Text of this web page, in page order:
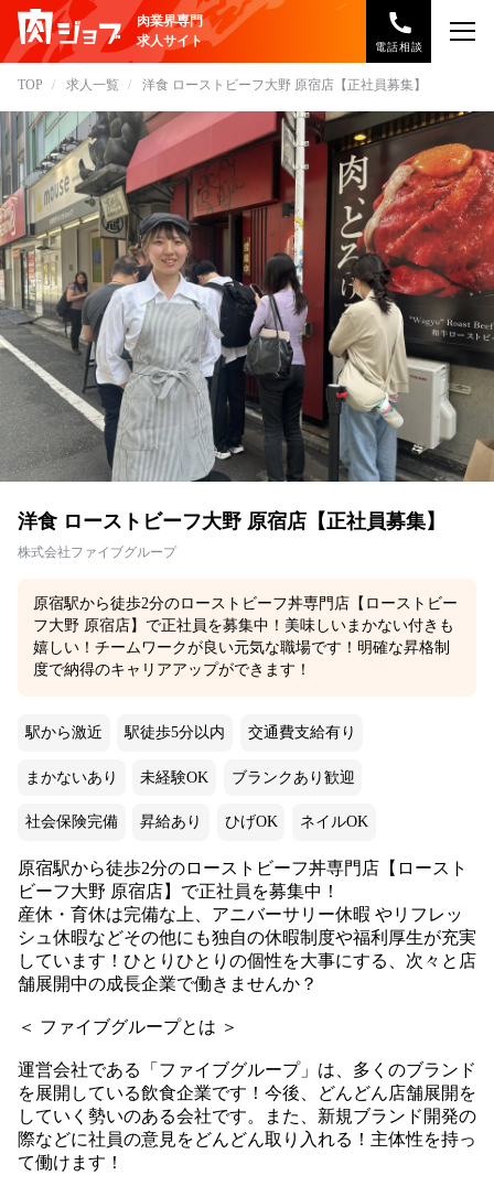
肉業界専門
求人サイト
電話相談
TOP 求人一覧 洋食 ローストビーフ大野 原宿店【正社員募集】
洋食 ローストビーフ大野 原宿店【正社員募集】
株式会社ファイブグループ
原宿駅から徒歩2分のローストビーフ丼専門店【ローストビー
フ大野 原宿店】で正社員を募集中！美味しいまかない付きも
嬉しい！チームワークが良い元気な職場です！明確な昇格制
度で納得のキャリアアップができます！
駅から激近 駅徒歩5分以内 交通費支給有り
まかないあり 未経験OK ブランクあり歓迎
社会保険完備 昇給あり ひげOK ネイルOK
原宿駅から徒歩2分のローストビーフ丼専門店【ロースト
ビーフ大野 原宿店】で正社員を募集中！
産休・育休は完備な上、アニバーサリー休暇 やリフレッ
シュ休暇などその他にも独自の休暇制度や福利厚生が充実
しています！ひとりひとりの個性を大事にする、次々と店
舗展開中の成長企業で働きませんか？
＜ ファイブグループとは ＞
運営会社である「ファイブグループ」は、多くのブランド
を展開している飲食企業です！今後、どんどん店舗展開を
していく勢いのある会社です。また、新規ブランド開発の
際などに社員の意見をどんどん取り入れる！主体性を持っ
て働けます！